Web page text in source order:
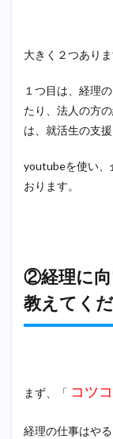
い。
②経
理に
向い
てい
の特
つい
3
③就
た対
大きく２つありま
１つ目は、経理
たり、法人の方
は、就活生の支援
youtubeを使い、
おります。
②経理に向
教えてくだ
まず、「 コツ
経理の仕事はや